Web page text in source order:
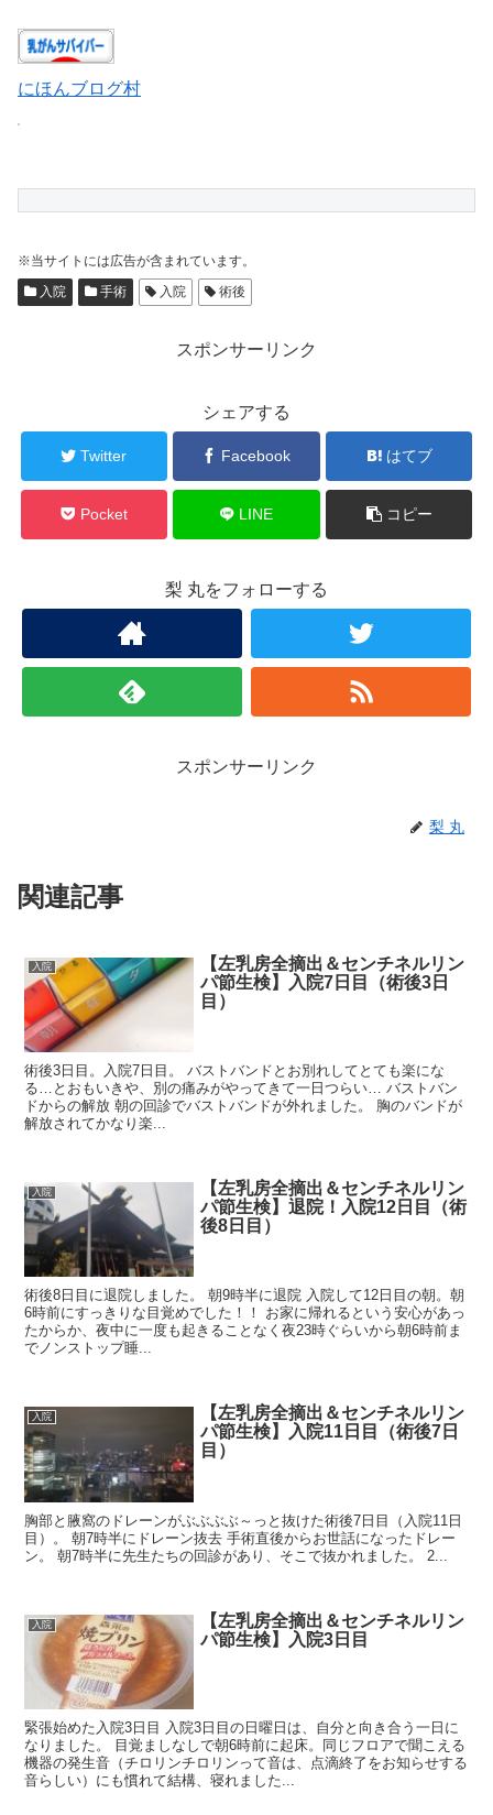
にほんブログ村
※当サイトには広告が含まれています。
入院
手術 入院 術後
スポンサーリンク
シェアする
Twitter Facebook はてブ
Pocket LINE コピー
梨 丸をフォローする
スポンサーリンク
梨 丸
関連記事
入院
【左乳房全摘出＆センチネルリン
パ節生検】入院7日目（術後3日
目）
術後3日目。入院7日目。 バストバンドとお別れしてとても楽にな
る…とおもいきや、別の痛みがやってきて一日つらい… バストバン
ドからの解放 朝の回診でバストバンドが外れました。 胸のバンドが
解放されてかなり楽...
入院
【左乳房全摘出＆センチネルリン
パ節生検】退院！入院12日目（術
後8日目）
術後8日目に退院しました。 朝9時半に退院 入院して12日目の朝。朝
6時前にすっきりな目覚めでした！！ お家に帰れるという安心があっ
たからか、夜中に一度も起きることなく夜23時ぐらいから朝6時前ま
でノンストップ睡...
入院
【左乳房全摘出＆センチネルリン
パ節生検】入院11日目（術後7日
目）
胸部と腋窩のドレーンがぶぶぶぶ～っと抜けた術後7日目（入院11日
目）。 朝7時半にドレーン抜去 手術直後からお世話になったドレー
ン。 朝7時半に先生たちの回診があり、そこで抜かれました。 2...
入院
【左乳房全摘出＆センチネルリン
パ節生検】入院3日目
緊張始めた入院3日目 入院3日目の日曜日は、自分と向き合う一日に
なりました。 目覚ましなしで朝6時前に起床。同じフロアで聞こえる
機器の発生音（チロリンチロリンって音は、点滴終了をお知らせする
音らしい）にも慣れて結構、寝れました...